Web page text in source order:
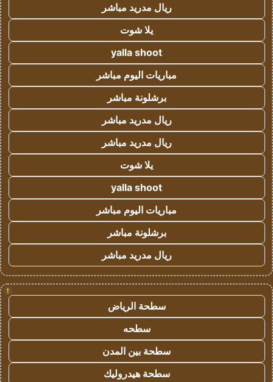
ريال مدريد مباشر
يلا شوت
yalla shoot
مباريات اليوم مباشر
برشلونة مباشر
ريال مدريد مباشر
ريال مدريد مباشر
يلا شوت
yalla shoot
مباريات اليوم مباشر
برشلونة مباشر
ريال مدريد مباشر
!
سطحة الرياض
سطحه
سطحة بين المدن
سطحة هيدروليك